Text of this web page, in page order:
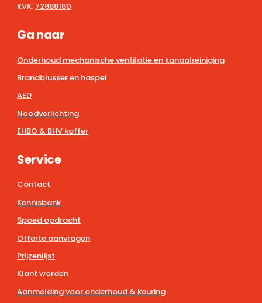
KVK: 72888180
Ga naar
Onderhoud mechanische ventilatie en kanaalreiniging
Brandblusser en haspel
AED
Noodverlichting
EHBO & BHV koffer
Service
Contact
Kennisbank
Spoed opdracht
Offerte aanvragen
Prijzenlijst
Klant worden
Aanmelding voor onderhoud & keuring